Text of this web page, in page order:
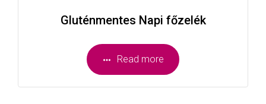
Gluténmentes Napi főzelék
Read more